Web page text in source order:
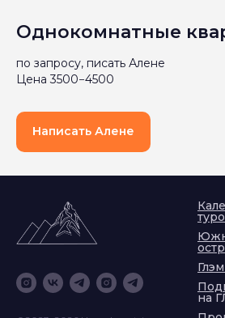
Однокомнатные
по запросу, писать Алене
Цена 3500−4500
Написать Алене
на